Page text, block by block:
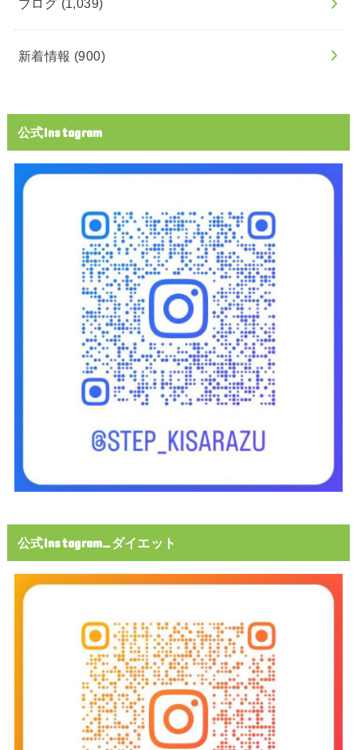
ブログ (1,039)
新着情報 (900)
公式Instagram
公式Instagram_ダイエット